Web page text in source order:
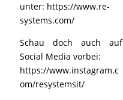
unter: https://www.re-
systems.com/
Schau doch auch auf
Social Media vorbei:
https://www.instagram.c
om/resystemsit/